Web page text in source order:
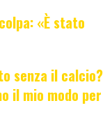
«È stato
senza il calcio?
il mio modo per